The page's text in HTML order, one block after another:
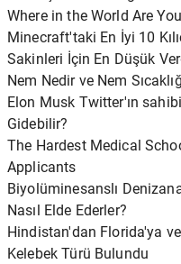
Where in the World Are
Minecraft'taki En İyi 10
Sakinleri İçin En Düşük
Nem Nedir ve Nem
Elon Musk Twitter'ın
Gidebilir?
The Hardest Medical
Applicants
Biyolüminesanslı
Nasıl Elde Ederler?
Hindistan'dan Florida'ya ve
Kelebek Türü Bulundu